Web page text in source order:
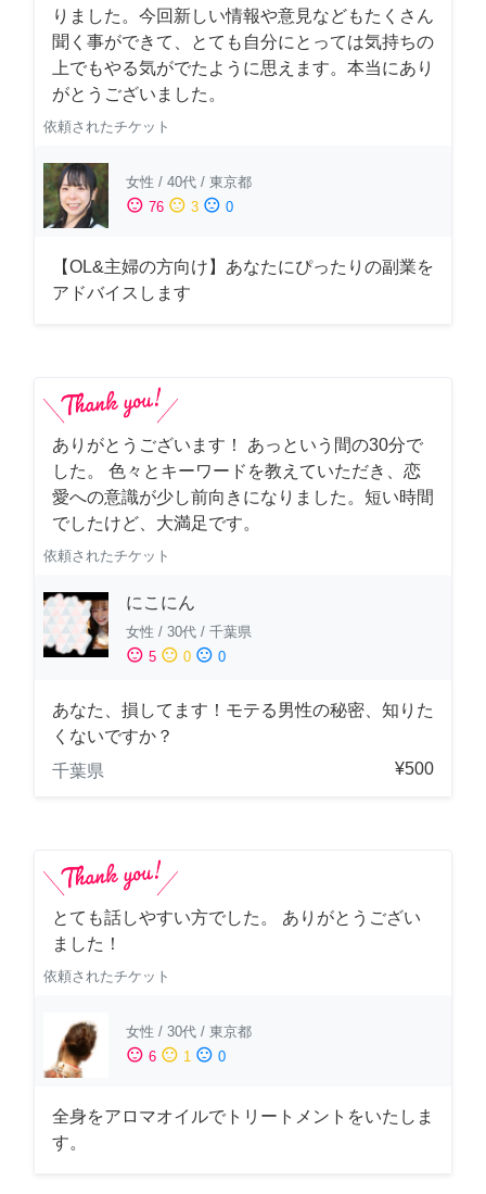
りました。今回新しい情報や意見などもたくさん
聞く事ができて、とても自分にとっては気持ちの
上でもやる気がでたように思えます。本当にあり
がとうございました。
依頼されたチケット
女性 / 40代 / 東京都
sentiment_satisfied 76 sentiment_neutral 3 sentiment_dissatisfied 0
【OL&主婦の方向け】あなたにぴったりの副業を
アドバイスします
ありがとうございます！ あっという間の30分で
した。 色々とキーワードを教えていただき、恋
愛への意識が少し前向きになりました。短い時間
でしたけど、大満足です。
依頼されたチケット
にこにん
女性 / 30代 / 千葉県
sentiment_satisfied 5 sentiment_neutral 0 sentiment_dissatisfied 0
あなた、損してます！モテる男性の秘密、知りた
くないですか？
千葉県
¥500
とても話しやすい方でした。 ありがとうござい
ました！
依頼されたチケット
女性 / 30代 / 東京都
sentiment_satisfied 6 sentiment_neutral 1 sentiment_dissatisfied 0
全身をアロマオイルでトリートメントをいたしま
す。